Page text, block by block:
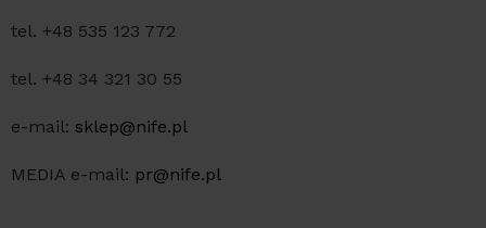
tel. +48 535 123 772
tel. +48 34 321 30 55
e-mail: sklep@nife.pl
MEDIA e-mail: pr@nife.pl